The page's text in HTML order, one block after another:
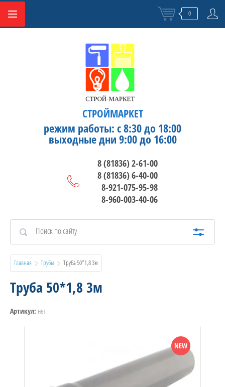
0
СТРОЙМАРКЕТ
режим работы: с 8:30 до 18:00
выходные дни 9:00 до 16:00
8 (81836) 2-61-00
8 (81836) 6-40-00
8-921-075-95-98
8-960-003-40-06
Главная Трубы
  Труба 50*1,8 3м
Труба 50*1,8 3м
Артикул: нет
NEW